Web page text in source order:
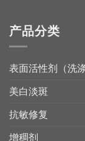
产品分类
表面活性剂（洗涤
美白淡斑
抗敏修复
增稠剂